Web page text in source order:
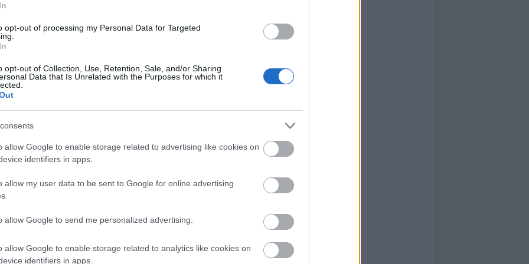
opt-out of processing my Personal Data for Targeted
opt-out of Collection, Use, Retention, Sale, and/or Sharing
Data that Is Unrelated with the Purposes for which it
allow Google to enable storage related to advertising like cookies on
identifiers in apps.
allow my user data to be sent to Google for online advertising
allow Google to send me personalized advertising.
allow Google to enable storage related to analytics like cookies on
identifiers in apps.
las últimas noticias del mercado.
de fichajes: Bryan Gil, ¿de vuelta a LaLiga?
enero 2022 Por
mercado. El Valencia ultima la incorporación de un central del
puede cambiar de equipo.
diciembre 2021 PorJesus Gallo|
millones al Manchester City para hacerse con sus servicios.